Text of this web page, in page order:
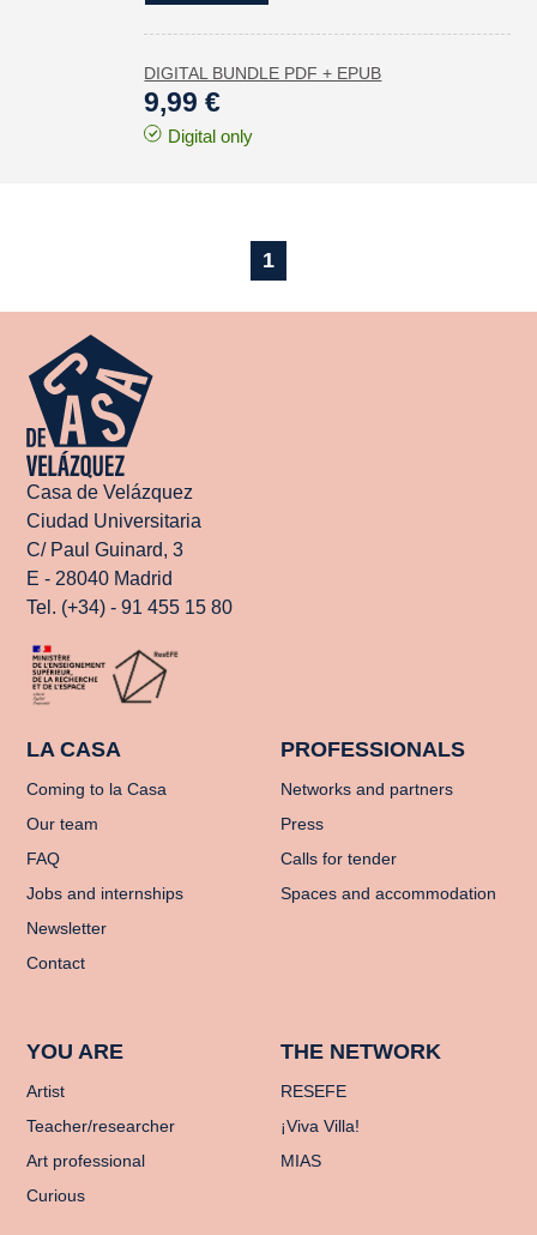
DIGITAL BUNDLE PDF + EPUB
9,99 €
Digital only
1
Casa de Velázquez
Ciudad Universitaria
C/ Paul Guinard, 3
E - 28040 Madrid
Tel. (+34) - 91 455 15 80
LA CASA
Coming to la Casa
Our team
FAQ
Jobs and internships
Newsletter
Contact
PROFESSIONALS
Networks and partners
Press
Calls for tender
Spaces and accommodation
YOU ARE
Artist
Teacher/researcher
Art professional
Curious
THE NETWORK
RESEFE
¡Viva Villa!
MIAS